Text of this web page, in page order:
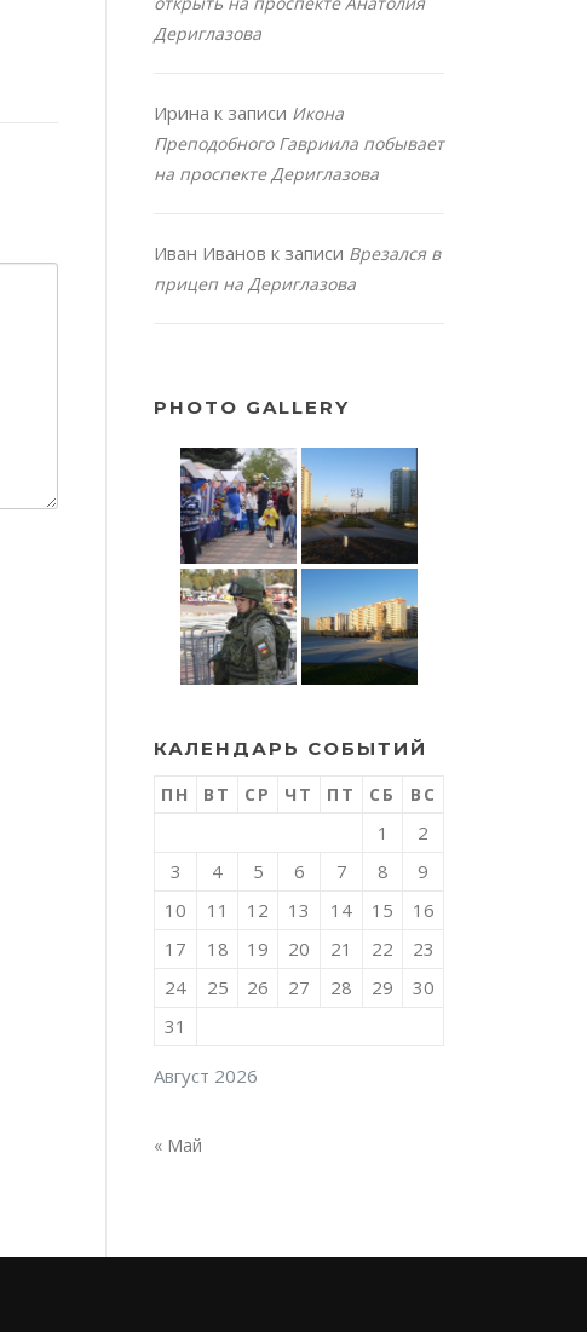
Дериглазова
Ирина к записи Икона
Преподобного Гавриила побывает
на проспекте Дериглазова
Иван Иванов к записи Врезался в
прицеп на Дериглазова
PHOTO GALLERY
КАЛЕНДАРЬ СОБЫТИЙ
Август 2026
ПН ВТ СР ЧТ ПТ СБ ВС
1
2
3
4 5 6 7 8
9
10
11 12 13 14 15
16
17
18 19 20 21 22
23
24
25 26 27 28 29
30
31
« Май